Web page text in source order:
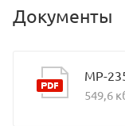
Документы
MP-
549,6